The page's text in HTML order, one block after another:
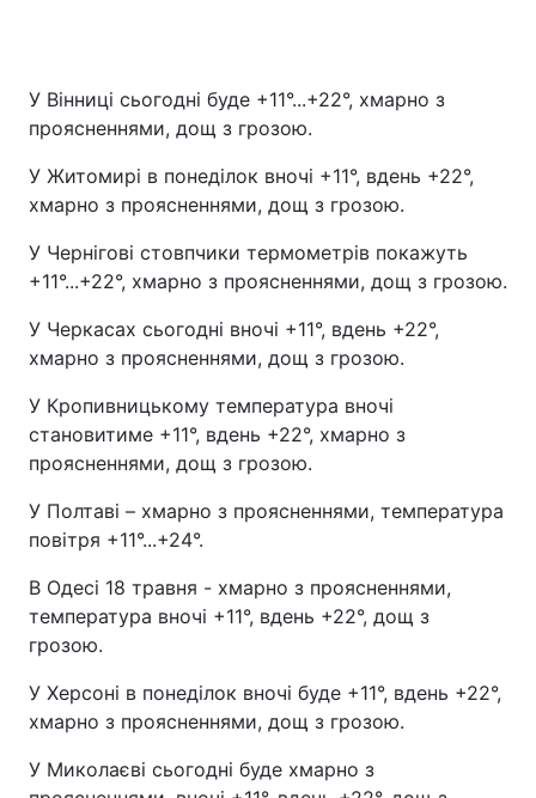
У Вінниці сьогодні буде +11°...+22°, хмарно з
проясненнями, дощ з грозою.
У Житомирі в понеділок вночі +11°, вдень +22°,
хмарно з проясненнями, дощ з грозою.
У Чернігові стовпчики термометрів покажуть
+11°...+22°, хмарно з проясненнями, дощ з грозою.
У Черкасах сьогодні вночі +11°, вдень +22°,
хмарно з проясненнями, дощ з грозою.
У Кропивницькому температура вночі
становитиме +11°, вдень +22°, хмарно з
проясненнями, дощ з грозою.
У Полтаві – хмарно з проясненнями, температура
повітря +11°...+24°.
В Одесі 18 травня - хмарно з проясненнями,
температура вночі +11°, вдень +22°, дощ з
грозою.
У Херсоні в понеділок вночі буде +11°, вдень +22°,
хмарно з проясненнями, дощ з грозою.
У Миколаєві сьогодні буде хмарно з